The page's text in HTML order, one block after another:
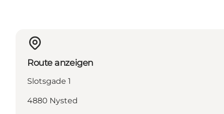
Route anzeigen
Slotsgade 1
4880 Nysted